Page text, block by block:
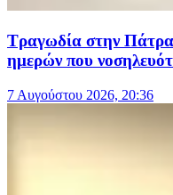
Τραγωδία στην
ημερών που
7 Αυγούστου 2026, 20:36